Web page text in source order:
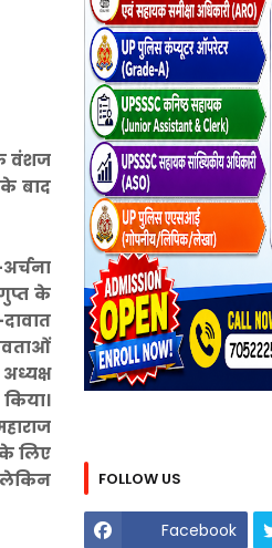
के वंशज
बाद
के
लिए
लेकिन
FOLLOW US
Facebook